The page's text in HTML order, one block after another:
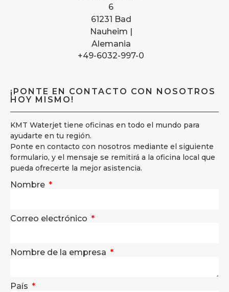
6
61231 Bad
Nauheim |
Alemania
+49-6032-997-0
¡PONTE EN CONTACTO CON NOSOTROS
HOY MISMO!
KMT Waterjet tiene oficinas en todo el mundo para
ayudarte en tu región.
Ponte en contacto con nosotros mediante el siguiente
formulario, y el mensaje se remitirá a la oficina local que
pueda ofrecerte la mejor asistencia.
Nombre
Correo electrónico
Nombre de la empresa
País